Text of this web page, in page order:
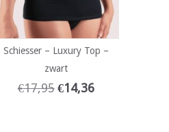
Schiesser – Luxury Top –
zwart
€17,95 €14,36